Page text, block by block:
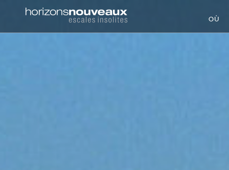
Horizons
Nouveaux
OÙ